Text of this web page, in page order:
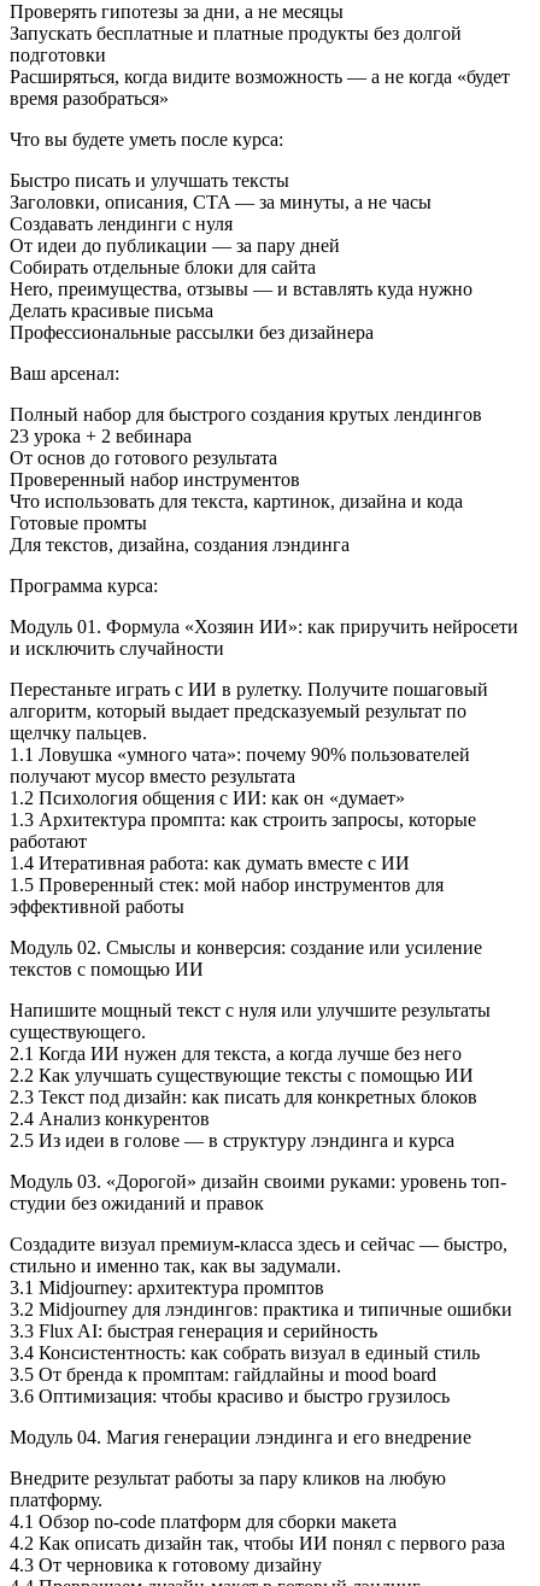
Проверять гипотезы за дни, а не месяцы
Запускать бесплатные и платные продукты без долгой
подготовки
Расширяться, когда видите возможность — а не когда «будет
время разобраться»
Что вы будете уметь после курса:
Быстро писать и улучшать тексты
Заголовки, описания, CTA — за минуты, а не часы
Создавать лендинги с нуля
От идеи до публикации — за пару дней
Собирать отдельные блоки для сайта
Hero, преимущества, отзывы — и вставлять куда нужно
Делать красивые письма
Профессиональные рассылки без дизайнера
Ваш арсенал:
Полный набор для быстрого создания крутых лендингов
23 урока + 2 вебинара
От основ до готового результата
Проверенный набор инструментов
Что использовать для текста, картинок, дизайна и кода
Готовые промты
Для текстов, дизайна, создания лэндинга
Программа курса:
Модуль 01. Формула «Хозяин ИИ»: как приручить нейросети
и исключить случайности
Перестаньте играть с ИИ в рулетку. Получите пошаговый
алгоритм, который выдает предсказуемый результат по
щелчку пальцев.
1.1 Ловушка «умного чата»: почему 90% пользователей
получают мусор вместо результата
1.2 Психология общения с ИИ: как он «думает»
1.3 Архитектура промпта: как строить запросы, которые
работают
1.4 Итеративная работа: как думать вместе с ИИ
1.5 Проверенный стек: мой набор инструментов для
эффективной работы
Модуль 02. Смыслы и конверсия: создание или усиление
текстов с помощью ИИ
Напишите мощный текст с нуля или улучшите результаты
существующего.
2.1 Когда ИИ нужен для текста, а когда лучше без него
2.2 Как улучшать существующие тексты с помощью ИИ
2.3 Текст под дизайн: как писать для конкретных блоков
2.4 Анализ конкурентов
2.5 Из идеи в голове — в структуру лэндинга и курса
Модуль 03. «Дорогой» дизайн своими руками: уровень топ-
студии без ожиданий и правок
Создадите визуал премиум-класса здесь и сейчас — быстро,
стильно и именно так, как вы задумали.
3.1 Midjourney: архитектура промптов
3.2 Midjourney для лэндингов: практика и типичные ошибки
3.3 Flux AI: быстрая генерация и серийность
3.4 Консистентность: как собрать визуал в единый стиль
3.5 От бренда к промптам: гайдлайны и mood board
3.6 Оптимизация: чтобы красиво и быстро грузилось
Модуль 04. Магия генерации лэндинга и его внедрение
Внедрите результат работы за пару кликов на любую
платформу.
4.1 Обзор no-code платформ для сборки макета
4.2 Как описать дизайн так, чтобы ИИ понял с первого раза
4.3 От черновика к готовому дизайну